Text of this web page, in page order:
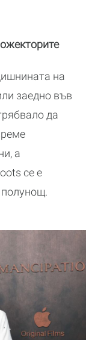
на
заедно във
да
а
се е
полунощ.